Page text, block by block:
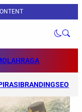
OLAHRAGA
BRANDINGSEO